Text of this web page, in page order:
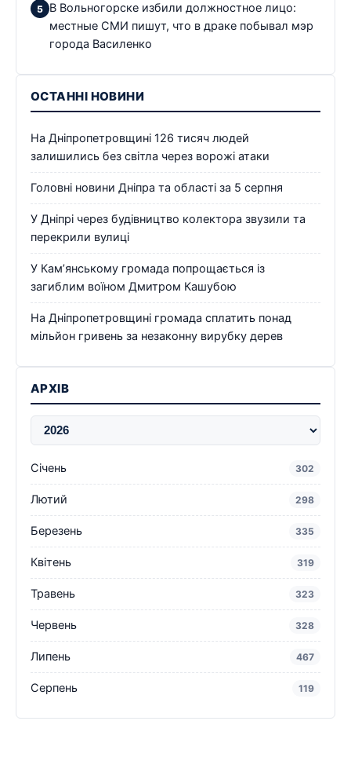
В Вольногорске избили должностное лицо:
местные СМИ пишут, что в драке побывал мэр
города Василенко
ОСТАННІ НОВИНИ
На Дніпропетровщині 126 тисяч людей
залишились без світла через ворожі атаки
Головні новини Дніпра та області за 5 серпня
У Дніпрі через будівництво колектора звузили та
перекрили вулиці
У Кам’янському громада попрощається із
загиблим воїном Дмитром Кашубою
На Дніпропетровщині громада сплатить понад
мільйон гривень за незаконну вирубку дерев
АРХІВ
Січень 302
Лютий 298
Березень 335
Квітень 319
Травень 323
Червень 328
Липень 467
Серпень 119